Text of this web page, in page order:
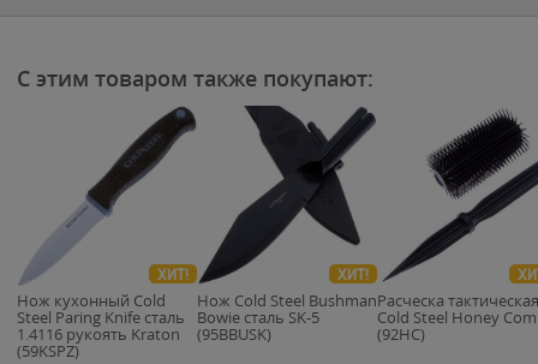
С этим товаром также покупают:
ХИТ!
Нож кухонный Cold
Steel Paring Knife cталь
1.4116 рукоять Kraton
(59KSPZ)
ХИТ!
Нож Cold Steel Bushman
Bowie сталь SK-5
(95BBUSK)
Расческа тактическая
Cold Steel Honey
(92HC)